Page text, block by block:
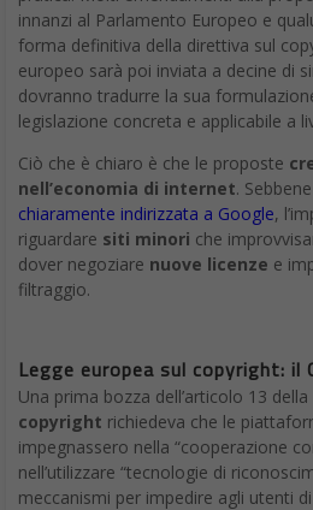
innanzi al Parlamento Europeo e
forma definitiva della direttiva sul
europeo sarà poi inviata a decine di
dovranno tradurre la sua
legislazione concreta e applicabile a
Ciò che è chiaro è che le proposte
nell’economia di internet.
chiaramente indirizzata a Google,
riguardare siti minori che
dover negoziare nuove licenze e
filtraggio.
Legge europea sul copyright: il
Una prima bozza dell’articolo 13
copyright richiedeva che le
impegnassero nella “cooperazione
nell’utilizzare “tecnologie di
meccanismi per impedire agli utenti